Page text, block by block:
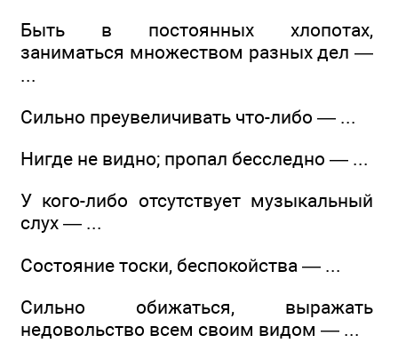
Быть в постоянных хлопотах,
заниматься множеством разных дел —
...
Сильно преувеличивать что-либо — ...
Нигде не видно; пропал бесследно — ...
У кого-либо отсутствует музыкальный
слух — ...
Состояние тоски, беспокойства — ...
Сильно обижаться, выражать
недовольство всем своим видом — ...